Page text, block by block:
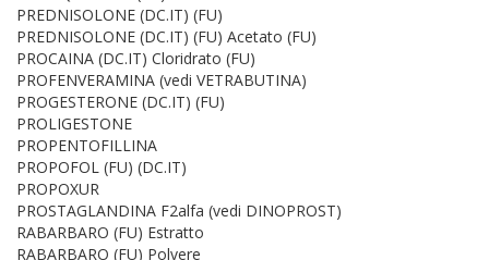
PREDNISOLONE (DC.IT) (FU)
PREDNISOLONE (DC.IT) (FU) Acetato (FU)
PROCAINA (DC.IT) Cloridrato (FU)
PROFENVERAMINA (vedi VETRABUTINA)
PROGESTERONE (DC.IT) (FU)
PROLIGESTONE
PROPENTOFILLINA
PROPOFOL (FU) (DC.IT)
PROPOXUR
PROSTAGLANDINA F2alfa (vedi DINOPROST)
RABARBARO (FU) Estratto
RABARBARO (FU) Polvere